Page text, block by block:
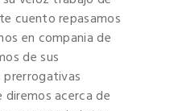
cuento repasamos
en compania de
de sus
prerrogativas
acerca de